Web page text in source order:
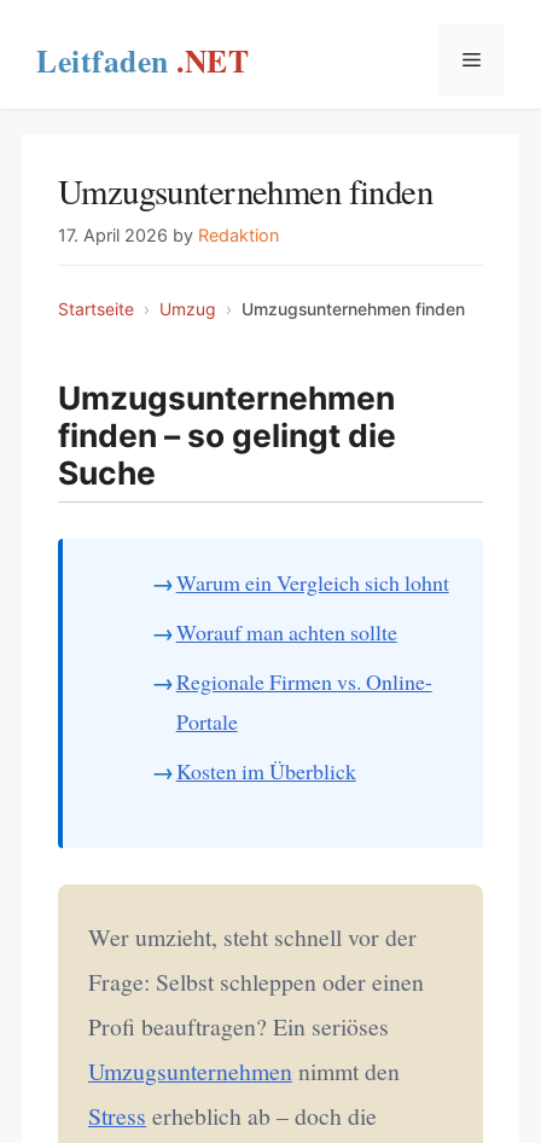
content
Menu
Umzugsunternehmen finden
17. April 2026 by Redaktion
Startseite › Umzug › Umzugsunternehmen finden
Umzugsunternehmen
finden – so gelingt die
Suche
Warum ein Vergleich sich lohnt
Worauf man achten sollte
Regionale Firmen vs. Online-
Portale
Kosten im Überblick
Wer umzieht, steht schnell vor der
Frage: Selbst schleppen oder einen
Profi beauftragen? Ein seriöses
Umzugsunternehmennimmt den
Stress erheblich ab – doch die